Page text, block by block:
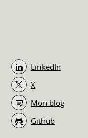
LinkedIn
X
Mon blog
Github